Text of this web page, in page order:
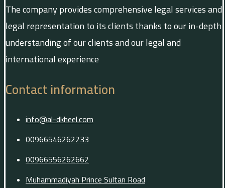
The company provides comprehensive legal services and
legal representation to its clients thanks to our in-depth
understanding of our clients and our legal and
international experience
Contact information
info@al-dkheel.com
00966546262233
00966556262662
Muhammadiyah Prince Sultan Road